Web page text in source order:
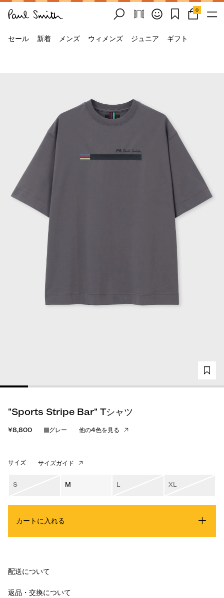
0
セール 新着 メンズ ウィメンズ ジュニア ギフト
"Sports Stripe Bar" Tシャツ
¥8,800 グレー 他の4色を見る
サイズ サイズガイド
S M L XL
カートに入れる
配送について
返品・交換について